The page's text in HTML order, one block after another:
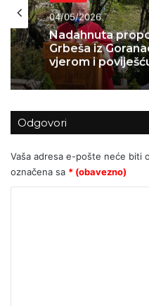
04/05/2026
Nadahnuta
Grbeša iz
vjerom i
Odgovori
Vaša adresa e-pošte neće biti
označena sa * (obavezno)